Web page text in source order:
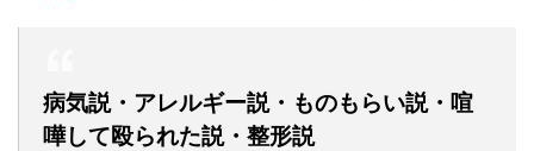
病気説・アレルギー説・ものもらい説・喧
嘩して殴られた説・整形説